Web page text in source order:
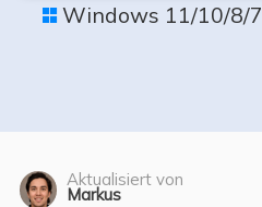
 Windows 11/10/8/7
Aktualisiert von
Markus